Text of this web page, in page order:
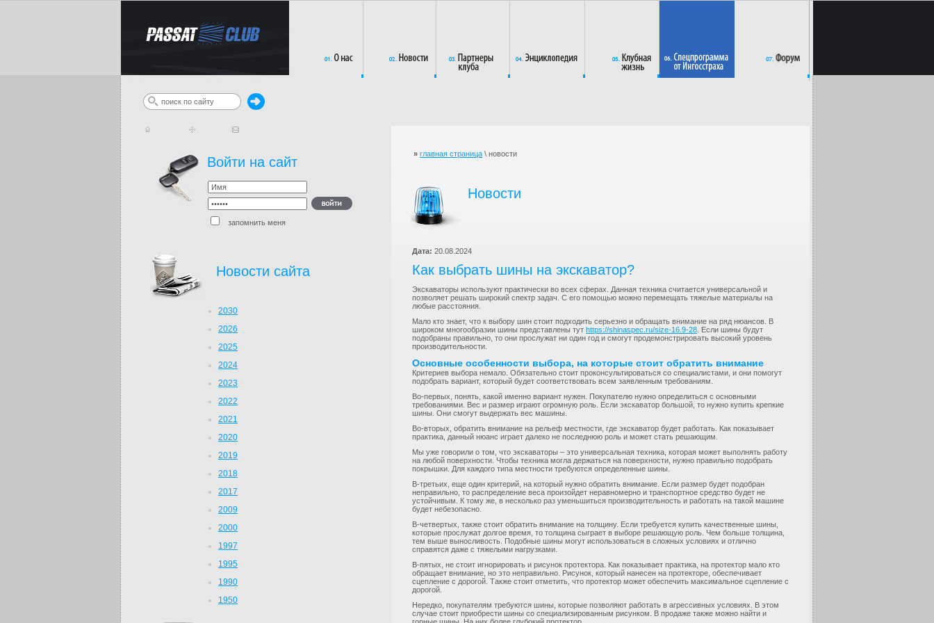
Войти на сайт
запомнить меня
Новости сайта
2030
2026
2025
2024
2023
2022
2021
2020
2019
2018
2017
2009
2000
1997
1995
1990
1950
» главная страница \ новости
Новости
Дата: 20.08.2024
Как выбрать шины на экскаватор?
Экскаваторы используют практически во всех сферах. Данная техника считается универсальной и
позволяет решать широкий спектр задач. С его помощью можно перемещать тяжелые материалы на
любые расстояния.
Мало кто знает, что к выбору шин стоит подходить серьезно и обращать внимание на ряд нюансов. В
широком многообразии шины представлены тут https://shinaspec.ru/size-16.9-28 . Если шины будут
подобраны правильно, то они прослужат ни один год и смогут продемонстрировать высокий уровень
производительности.
Основные особенности выбора, на которые стоит обратить внимание
Критериев выбора немало. Обязательно стоит проконсультироваться со специалистами, и они помогут
подобрать вариант, который будет соответствовать всем заявленным требованиям.
Во-первых, понять, какой именно вариант нужен. Покупателю нужно определиться с основными
требованиями. Вес и размер играют огромную роль. Если экскаватор большой, то нужно купить крепкие
шины. Они смогут выдержать вес машины.
Во-вторых, обратить внимание на рельеф местности, где экскаватор будет работать. Как показывает
практика, данный нюанс играет далеко не последнюю роль и может стать решающим.
Мы уже говорили о том, что экскаваторы – это универсальная техника, которая может выполнять работу
на любой поверхности. Чтобы техника могла держаться на поверхности, нужно правильно подобрать
покрышки. Для каждого типа местности требуются определенные шины.
В-третьих, еще один критерий, на который нужно обратить внимание. Если размер будет подобран
неправильно, то распределение веса произойдет неравномерно и транспортное средство будет не
устойчивым. К тому же, в несколько раз уменьшиться производительность и работать на такой машине
будет небезопасно.
В-четвертых, также стоит обратить внимание на толщину. Если требуется купить качественные шины,
которые прослужат долгое время, то толщина сыграет в выборе решающую роль. Чем больше толщина,
тем выше выносливость. Подобные шины могут использоваться в сложных условиях и отлично
справятся даже с тяжелыми нагрузками.
В-пятых, не стоит игнорировать и рисунок протектора. Как показывает практика, на протектор мало кто
обращает внимание, но это неправильно. Рисунок, который нанесен на протекторе, обеспечивает
сцепление с дорогой. Также стоит отметить, что протектор может обеспечить максимальное сцепление с
дорогой.
Нередко, покупателям требуются шины, которые позволяют работать в агрессивных условиях. В этом
случае стоит приобрести шины со специализированным рисунком. В продаже также можно найти и